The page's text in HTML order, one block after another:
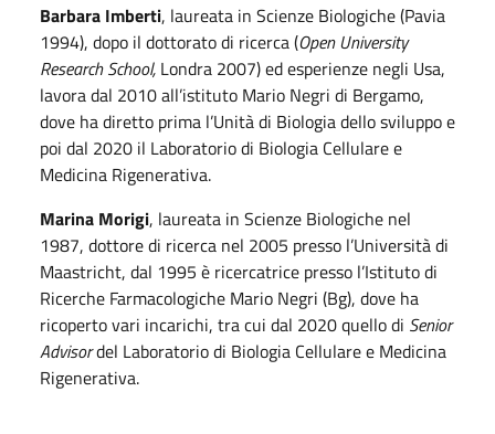
Barbara Imberti, laureata in Scienze Biologiche (Pavia
1994), dopo il dottorato di ricerca (Open University
Research School, Londra 2007) ed esperienze negli Usa,
lavora dal 2010 all’istituto Mario Negri di Bergamo,
dove ha diretto prima l’Unità di Biologia dello sviluppo e
poi dal 2020 il Laboratorio di Biologia Cellulare e
Medicina Rigenerativa.
Marina Morigi, laureata in Scienze Biologiche nel
1987, dottore di ricerca nel 2005 presso l’Università di
Maastricht, dal 1995 è ricercatrice presso l’Istituto di
Ricerche Farmacologiche Mario Negri (Bg), dove ha
ricoperto vari incarichi, tra cui dal 2020 quello di Senior
Advisordel Laboratorio di Biologia Cellulare e Medicina
Rigenerativa.